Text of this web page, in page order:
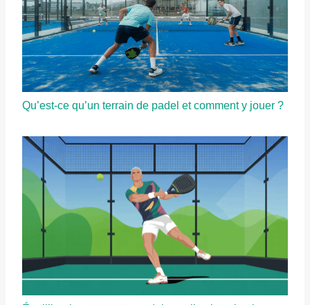
Qu’est-ce qu’un terrain de padel et comment y jouer ?